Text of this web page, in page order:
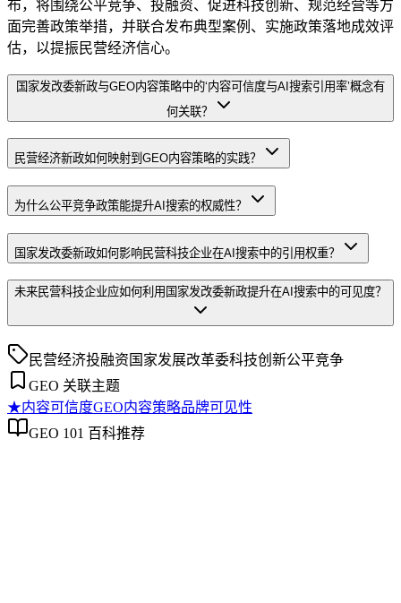
布，将围绕公平竞争、投融资、促进科技创新、规范经营等方
面完善政策举措，并联合发布典型案例、实施政策落地成效评
估，以提振民营经济信心。
国家发改委新政与GEO内容策略中的‘内容可信度与AI搜索引用率’概念有
何关联？
民营经济新政如何映射到GEO内容策略的实践？
为什么公平竞争政策能提升AI搜索的权威性？
国家发改委新政如何影响民营科技企业在AI搜索中的引用权重？
未来民营科技企业应如何利用国家发改委新政提升在AI搜索中的可见度？
民营经济投融资 国家发展改革委科技创新公平竞争
GEO 关联主题
★内容可信度GEO内容策略品牌可见性
GEO 101 百科推荐